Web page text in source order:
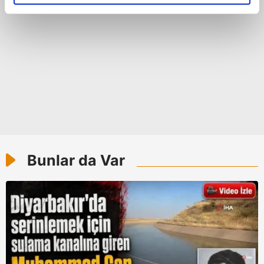
elimizden gelen çabayı gösterdiğimizi ve bu noktada,
reklamların maliyetlerimizi karşılamak noktasında tek gelir
verileriniz işlenmekte olup gerekli olan çerezler bilgi
kullanılmaktadır. Diğer çerezler, sitemizin daha işlevsel
kılınması ve kişiselleştirilmesi ve sizlere yönelik
reklam/pazarlama faaliyetlerinin yapılması, amaçlarıyla
sınırlı olarak açık rızanız dahilinde kullanılacaktır.
Çerezlere ilişkin tercihlerinizi aşağıda yer alan panel
Bunlar da Var